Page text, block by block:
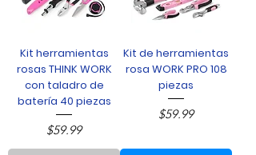
Kit herramientas
rosas THINK WORK
con taladro de
batería 40 piezas
Precio
$59.99
Kit de herramientas
rosa WORK PRO 108
piezas
Precio
$59.99